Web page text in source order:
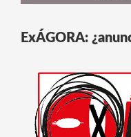
ExÁGORA: